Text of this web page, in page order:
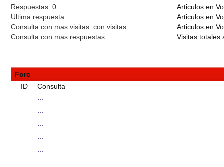
Respuestas: 0
Ultima respuesta:
Consulta con mas visitas: con visitas
Consulta con mas respuestas:
Articulos en
Articulos en
Articulos en
Visitas totales
Foro
ID
Consulta